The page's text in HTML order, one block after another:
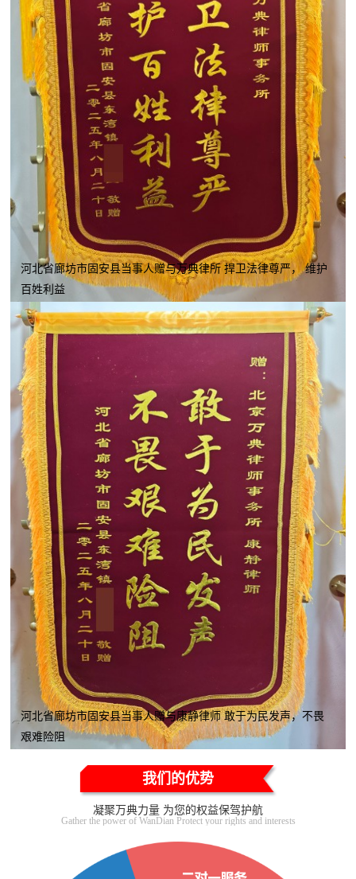
河北省廊坊市固安县当事人赠与万典律所 捍卫法律尊严， 维护
百姓利益
河北省廊坊市固安县当事人赠与康静律师 敢于为民发声，不畏
艰难险阻
我们的优势
凝聚万典力量 为您的权益保驾护航
Gather the power of WanDian Protect your rights and interests